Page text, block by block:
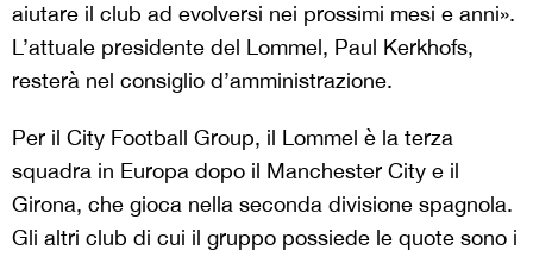
aiutare il club ad evolversi nei prossimi mesi e anni».
L’attuale presidente del Lommel, Paul Kerkhofs,
resterà nel consiglio d’amministrazione.
Per il City Football Group, il Lommel è la terza
squadra in Europa dopo il Manchester City e il
Girona, che gioca nella seconda divisione spagnola.
Gli altri club di cui il gruppo possiede le quote sono i